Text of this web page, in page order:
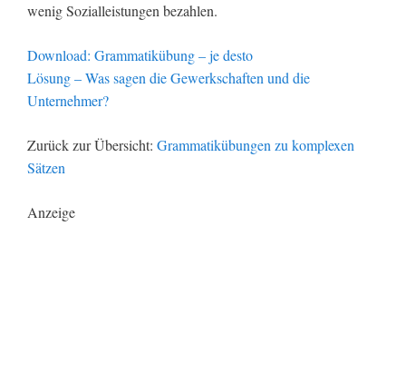
wenig Sozialleistungen bezahlen.
Download: Grammatikübung – je desto
Lösung – Was sagen die Gewerkschaften und die
Unternehmer?
Zurück zur Übersicht: Grammatikübungen zu komplexen
Sätzen
Anzeige